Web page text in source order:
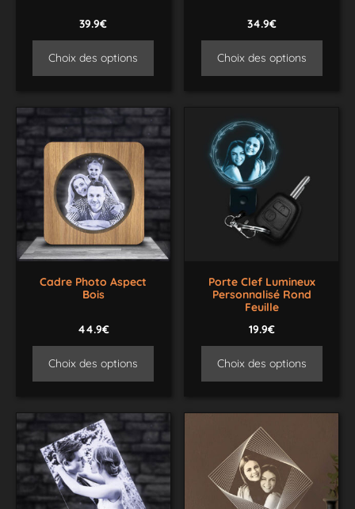
39.9€
Choix des options
34.9€
Choix des options
Cadre Photo Aspect
Bois
44.9€
Choix des options
Porte Clef Lumineux
Personnalisé Rond
Feuille
19.9€
Choix des options